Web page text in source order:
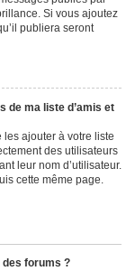
Si vous ajoutez
publiera seront
de ma liste d’amis et
les ajouter à votre liste
des utilisateurs
leur nom d’utilisateur.
cette même page.
des forums ?